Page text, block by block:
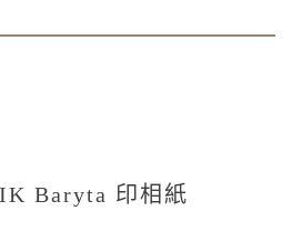
Baryta 印相紙